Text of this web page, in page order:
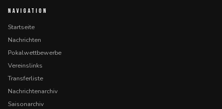
NAVIGATION
Startseite
Nachrichten
Pokalwettbewerbe
Vereinslinks
Transferliste
Nachrichtenarchiv
Saisonarchiv